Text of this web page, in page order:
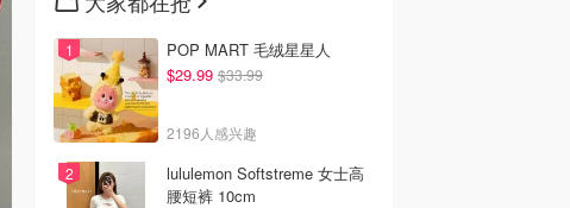
POP MART 毛绒星星人
$29.99 $33.99
2196人感兴趣
lululemon Softstreme 女士高
腰短裤 10cm